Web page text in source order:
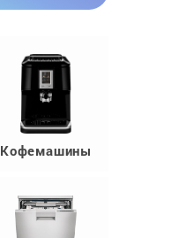
Кофемашины